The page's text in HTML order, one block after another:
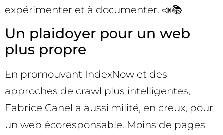
expérimenter et à documenter. 📣📚
Un plaidoyer pour un web
plus propre
En promouvant IndexNow et des
approches de crawl plus intelligentes,
Fabrice Canel a aussi milité, en creux, pour
un web écoresponsable. Moins de pages